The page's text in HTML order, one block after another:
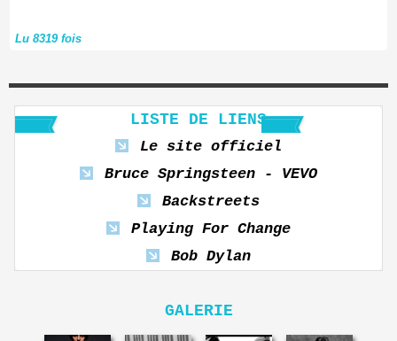
Lu 8319 fois
LISTE DE LIENS
Le site officiel
Bruce Springsteen - VEVO
Backstreets
Playing For Change
Bob Dylan
GALERIE